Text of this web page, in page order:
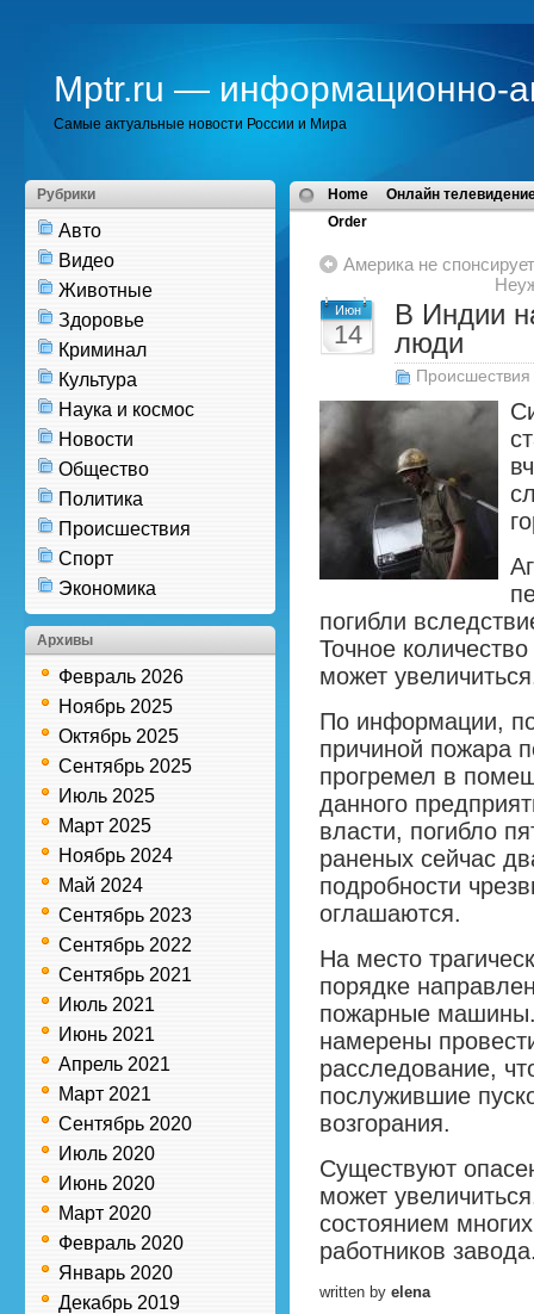
Mptr.ru — информационно-
Самые актуальные новости России и Мира
Рубрики
Авто
Видео
Животные
Здоровье
Криминал
Культура
Наука и космос
Новости
Общество
Политика
Происшествия
Спорт
Экономика
Архивы
Февраль 2026
Ноябрь 2025
Октябрь 2025
Сентябрь 2025
Июль 2025
Март 2025
Ноябрь 2024
Май 2024
Сентябрь 2023
Сентябрь 2022
Сентябрь 2021
Июль 2021
Июнь 2021
Апрель 2021
Март 2021
Сентябрь 2020
Июль 2020
Июнь 2020
Март 2020
Февраль 2020
Январь 2020
Декабрь 2019
Home
Онлайн
Order
Америка не
Июн
14
В Индии
люди
Происшествия
погибли
Точное
может
По информации,
причиной пожара
прогремел в
данного
власти, погибло
раненых сейчас
подробности
оглашаются.
На место
порядке
пожарные
намерены
расследование,
послужившие
возгорания.
Существуют
может
состоянием
работников
written by elena